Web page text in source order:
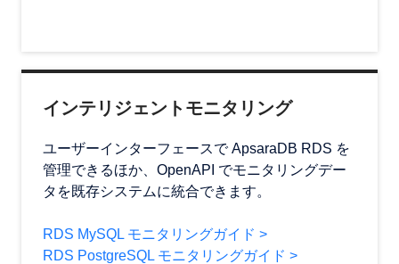
インテリジェントモニタリング
ユーザーインターフェースで ApsaraDB RDS を
管理できるほか、OpenAPI でモニタリングデー
タを既存システムに統合できます。
RDS MySQL モニタリングガイド >
RDS PostgreSQL モニタリングガイド >